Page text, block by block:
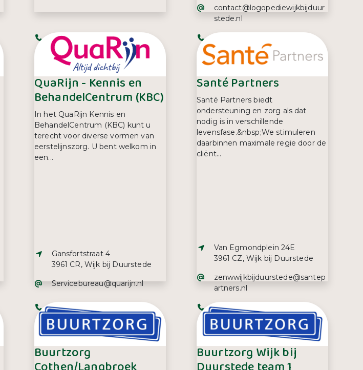
Telefoonnummer:
0343 57 36 03
E-mailadres:
contact@logopediewijkbijduur
stede.nl
QuaRijn - Kennis en
BehandelCentrum (KBC)
In het QuaRijn Kennis en
BehandelCentrum (KBC) kunt u
terecht voor diverse vormen van
eerstelijnszorg. U bent welkom in
een...
Adres:
Gansfortstraat 4
3961 CR, Wijk bij Duurstede
E-mailadres:
Servicebureau@quarijn.nl
Telefoonnummer:
085 488 99 00
Santé Partners
Santé Partners biedt
ondersteuning en zorg als dat
nodig is in verschillende
levensfase.&nbsp;We stimuleren
daarbinnen maximale regie door de
cliënt...
Adres:
Van Egmondplein 24E
3961 CZ, Wijk bij Duurstede
E-mailadres:
zenwwijkbijduurstede@santep
artners.nl
Telefoonnummer:
088 854 32 60
Buurtzorg Buurtzorg Wijk bij